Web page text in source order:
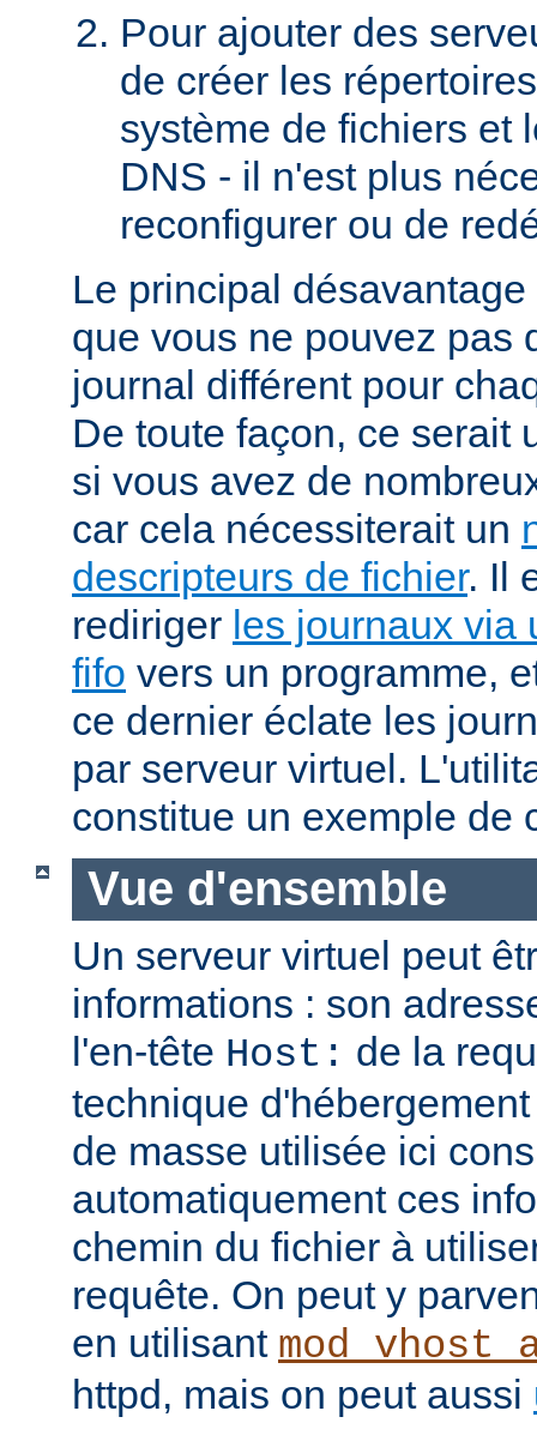
Pour ajouter des
de créer les
système de fichiers et
DNS - il n'est plus
reconfigurer ou de
Le principal
que vous ne pouvez pas
journal différent pour
De toute façon, ce serait
si vous avez de
car cela nécessiterait un
descripteurs de fichier. Il
rediriger les journaux via
fifo vers un programme,
ce dernier éclate les
par serveur virtuel.
constitue un exemple de
Vue d'ensemble
Un serveur virtuel peut
informations : son
l'en-tête Host: de la
technique
de masse utilisée ici
automatiquement ces
chemin du fichier à
requête. On peut y
en utilisant
httpd, mais on peut aussi